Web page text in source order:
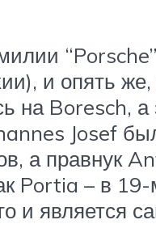
и опять
на Boresch, а
Josef
а правнук
– в 19-
и является